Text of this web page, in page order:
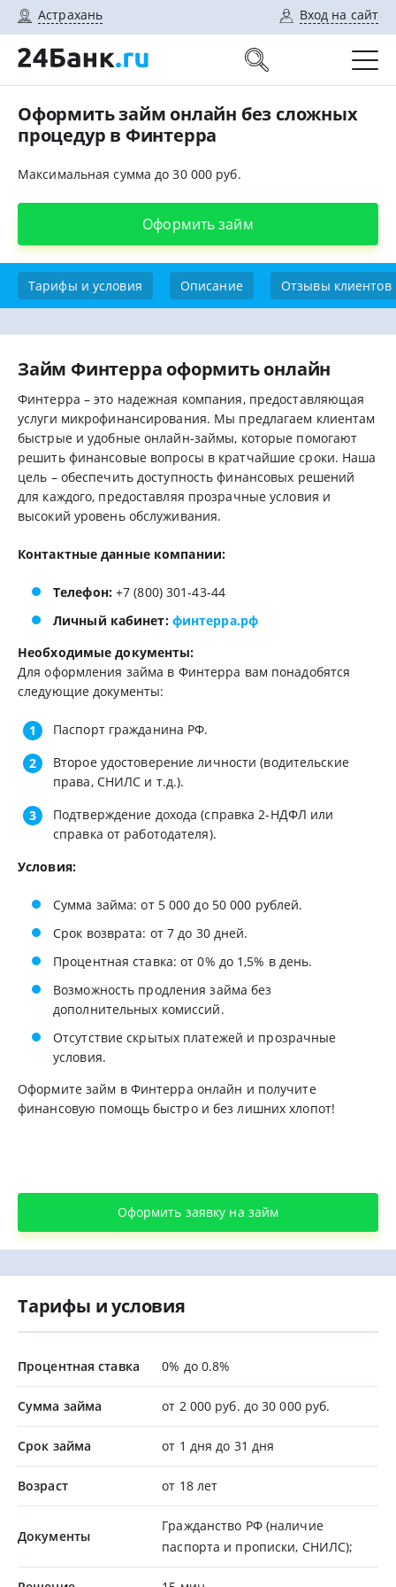
Астрахань Вход на сайт
Оформить займ онлайн без сложных
процедур в Финтерра
Максимальная сумма до 30 000 руб.
Оформить займ
Тарифы и условия Описание Отзывы клиентов
Займ Финтерра оформить онлайн
Финтерра – это надежная компания, предоставляющая
услуги микрофинансирования. Мы предлагаем клиентам
быстрые и удобные онлайн-займы, которые помогают
решить финансовые вопросы в кратчайшие сроки. Наша
цель – обеспечить доступность финансовых решений
для каждого, предоставляя прозрачные условия и
высокий уровень обслуживания.
Контактные данные компании:
Телефон:+7 (800) 301-43-44
Личный кабинет: финтерра.рф
Необходимые документы:
Для оформления займа в Финтерра вам понадобятся
следующие документы:
Паспорт гражданина РФ.
Второе удостоверение личности (водительские
права, СНИЛС и т.д.).
Подтверждение дохода (справка 2-НДФЛ или
справка от работодателя).
Условия:
Сумма займа: от 5 000 до 50 000 рублей.
Срок возврата: от 7 до 30 дней.
Процентная ставка: от 0% до 1,5% в день.
Возможность продления займа без
дополнительных комиссий.
Отсутствие скрытых платежей и прозрачные
условия.
Оформите займ в Финтерра онлайн и получите
финансовую помощь быстро и без лишних хлопот!
Оформить заявку на займ
Тарифы и условия
Процентная ставка 0% до 0.8%
Сумма займа от 2 000 руб. до 30 000 руб.
Срок займа от 1 дня до 31 дня
Возраст от 18 лет
Документы
Гражданство РФ (наличие
паспорта и прописки, СНИЛС);